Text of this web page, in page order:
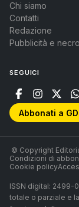
Chi siamo
Contatti
Redazione
Pubblicità e
SEGUICI
Abbonati a
© Copyright
Condizioni di
Cookie policy
ISSN digital: 2499-
totale o parziale e